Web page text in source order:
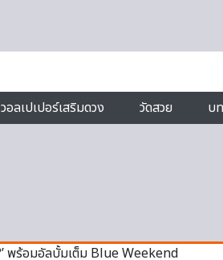
วอลเปเปอร์เสริมดวง วัดสวย บ